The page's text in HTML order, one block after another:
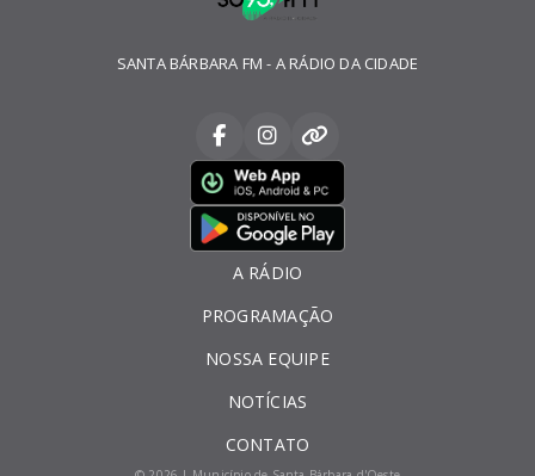
SANTA BÁRBARA FM - A RÁDIO DA CIDADE
A RÁDIO
PROGRAMAÇÃO
NOSSA EQUIPE
NOTÍCIAS
CONTATO